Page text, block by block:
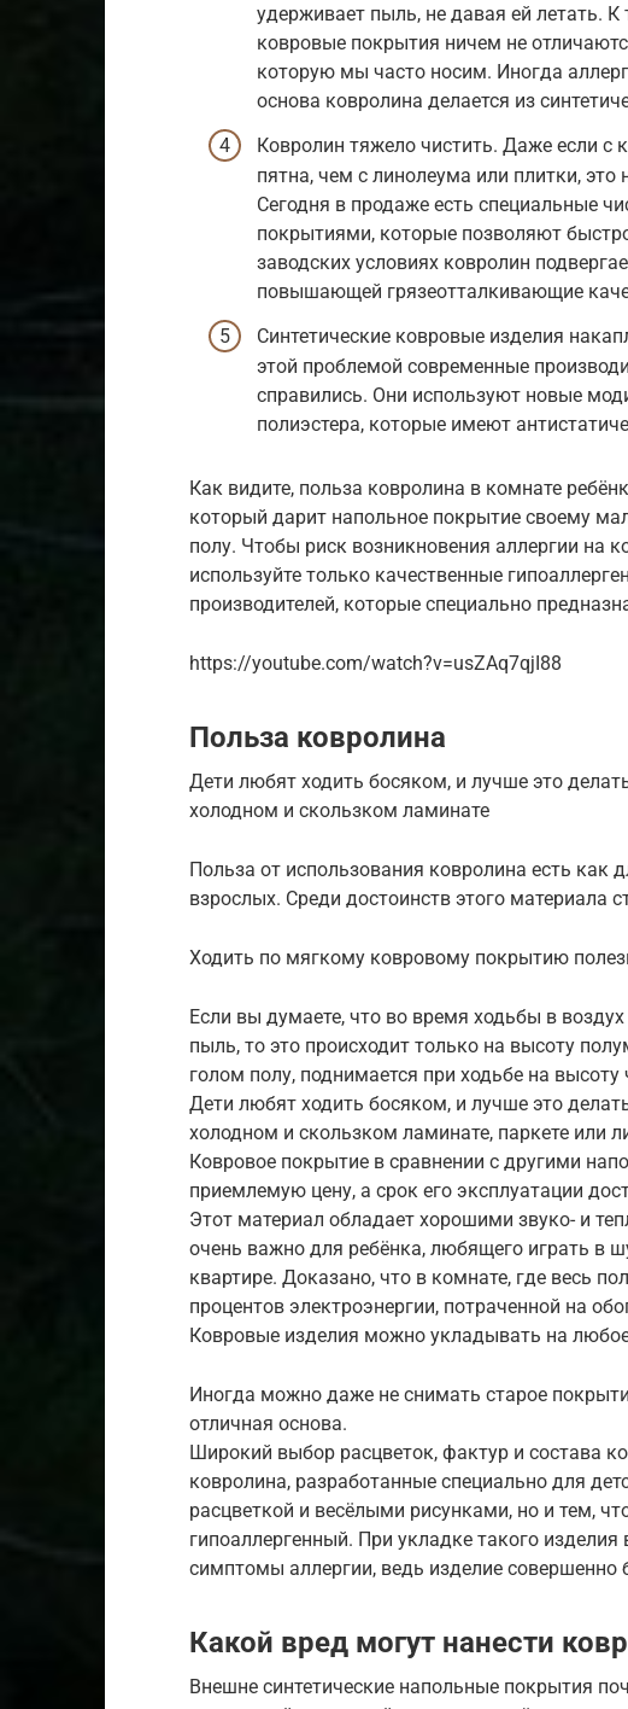
удерживает пыль, не давая ей летать. К
ковровые покрытия ничем не
которую мы часто носим. Иногда
основа ковролина делается из
Ковролин тяжело чистить. Даже если с
пятна, чем с линолеума или плитки, это
Сегодня в продаже есть специальные
покрытиями, которые позволяют
заводских условиях ковролин
повышающей грязеотталкивающие
Синтетические ковровые изделия
этой проблемой современные
справились. Они используют новые
полиэстера, которые имеют
Как видите, польза ковролина в комнате
который дарит напольное покрытие своему
полу. Чтобы риск возникновения аллергии на
используйте только качественные
производителей, которые специально
https://youtube.com/watch?v=usZAq7qjI88
Польза ковролина
Дети любят ходить босяком, и лучше это
холодном и скользком ламинате
Польза от использования ковролина есть как
взрослых. Среди достоинств этого материала
Ходить по мягкому ковровому покрытию
Если вы думаете, что во время ходьбы в
пыль, то это происходит только на высоту
голом полу, поднимается при ходьбе на высоту
Дети любят ходить босяком, и лучше это
холодном и скользком ламинате, паркете или
Ковровое покрытие в сравнении с другими
приемлемую цену, а срок его эксплуатации
Этот материал обладает хорошими звуко- и
очень важно для ребёнка, любящего играть в
квартире. Доказано, что в комнате, где весь
процентов электроэнергии, потраченной на
Ковровые изделия можно укладывать на
Иногда можно даже не снимать старое
отличная основа.
Широкий выбор расцветок, фактур и состава
ковролина, разработанные специально для
расцветкой и весёлыми рисунками, но и тем,
гипоаллергенный. При укладке такого изделия
симптомы аллергии, ведь изделие совершенно
Какой вред могут нанести
Внешне синтетические напольные покрытия